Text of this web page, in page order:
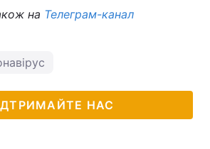
на Телеграм-канал
НАС